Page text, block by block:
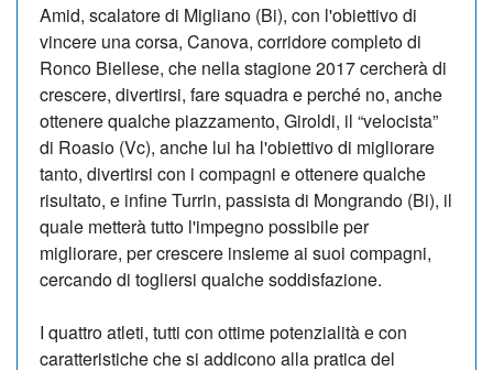
Amid, scalatore di Migliano (Bi), con l'obiettivo di
vincere una corsa, Canova, corridore completo di
Ronco Biellese, che nella stagione 2017 cercherà di
crescere, divertirsi, fare squadra e perché no, anche
ottenere qualche piazzamento, Giroldi, il “velocista”
di Roasio (Vc), anche lui ha l'obiettivo di migliorare
tanto, divertirsi con i compagni e ottenere qualche
risultato, e infine Turrin, passista di Mongrando (Bi), il
quale metterà tutto l'impegno possibile per
migliorare, per crescere insieme ai suoi compagni,
cercando di togliersi qualche soddisfazione.
I quattro atleti, tutti con ottime potenzialità e con
caratteristiche che si addicono alla pratica del